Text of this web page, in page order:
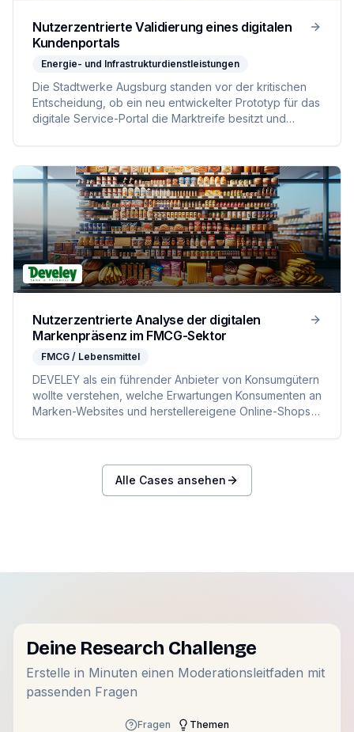
Nutzerzentrierte Validierung eines digitalen
Kundenportals
Energie- und Infrastrukturdienstleistungen
Die Stadtwerke Augsburg standen vor der kritischen
Entscheidung, ob ein neu entwickelter Prototyp für das
digitale Service-Portal die Marktreife besitzt und
bestand darin, potenzielle Reibungspunkte in der User
Journey zu identifizieren, um kostspielige
Fehlentwicklungen zu vermeiden und die Akzeptanz
bei der Zielgruppe sicherzustellen.
Nutzerzentrierte Analyse der digitalen
Markenpräsenz im FMCG-Sektor
FMCG / Lebensmittel
DEVELEY als ein führender Anbieter von Konsumgütern
wollte verstehen, welche Erwartungen Konsumenten an
Marken-Websites und herstellereigene Online-Shops
digitaler Plattformen sowie Barrieren für den direkten
Alle Cases ansehen
Deine Research Challenge
Erstelle in Minuten einen Moderationsleitfaden mit
passenden Fragen
Fragen Themen